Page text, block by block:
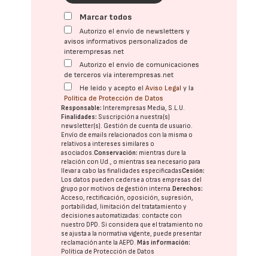
Marcar todos
Autorizo el envío de newsletters y
avisos informativos personalizados de
interempresas.net
Autorizo el envío de comunicaciones
de terceros vía interempresas.net
He leído y acepto elAviso Legal y la
Política de Protección de Datos
Responsable: Interempresas Media, S.L.U.
Finalidades: Suscripción a nuestra(s)
newsletter(s). Gestión de cuenta de usuario.
Envío de emails relacionados con la misma o
relativos a intereses similares o
asociados.Conservación: mientras dure la
relación con Ud., o mientras sea necesario para
llevar a cabo las finalidades especificadasCesión:
Los datos pueden cederse a otras empresas del
grupo por motivos de gestión interna.Derechos:
Acceso, rectificación, oposición, supresión,
portabilidad, limitación del tratatamiento y
decisiones automatizadas: contacte con
nuestro DPD . Si considera que el tratamiento no
se ajusta a la normativa vigente, puede presentar
reclamación ante laAEPD .Más información:
Política de Protección de Datos